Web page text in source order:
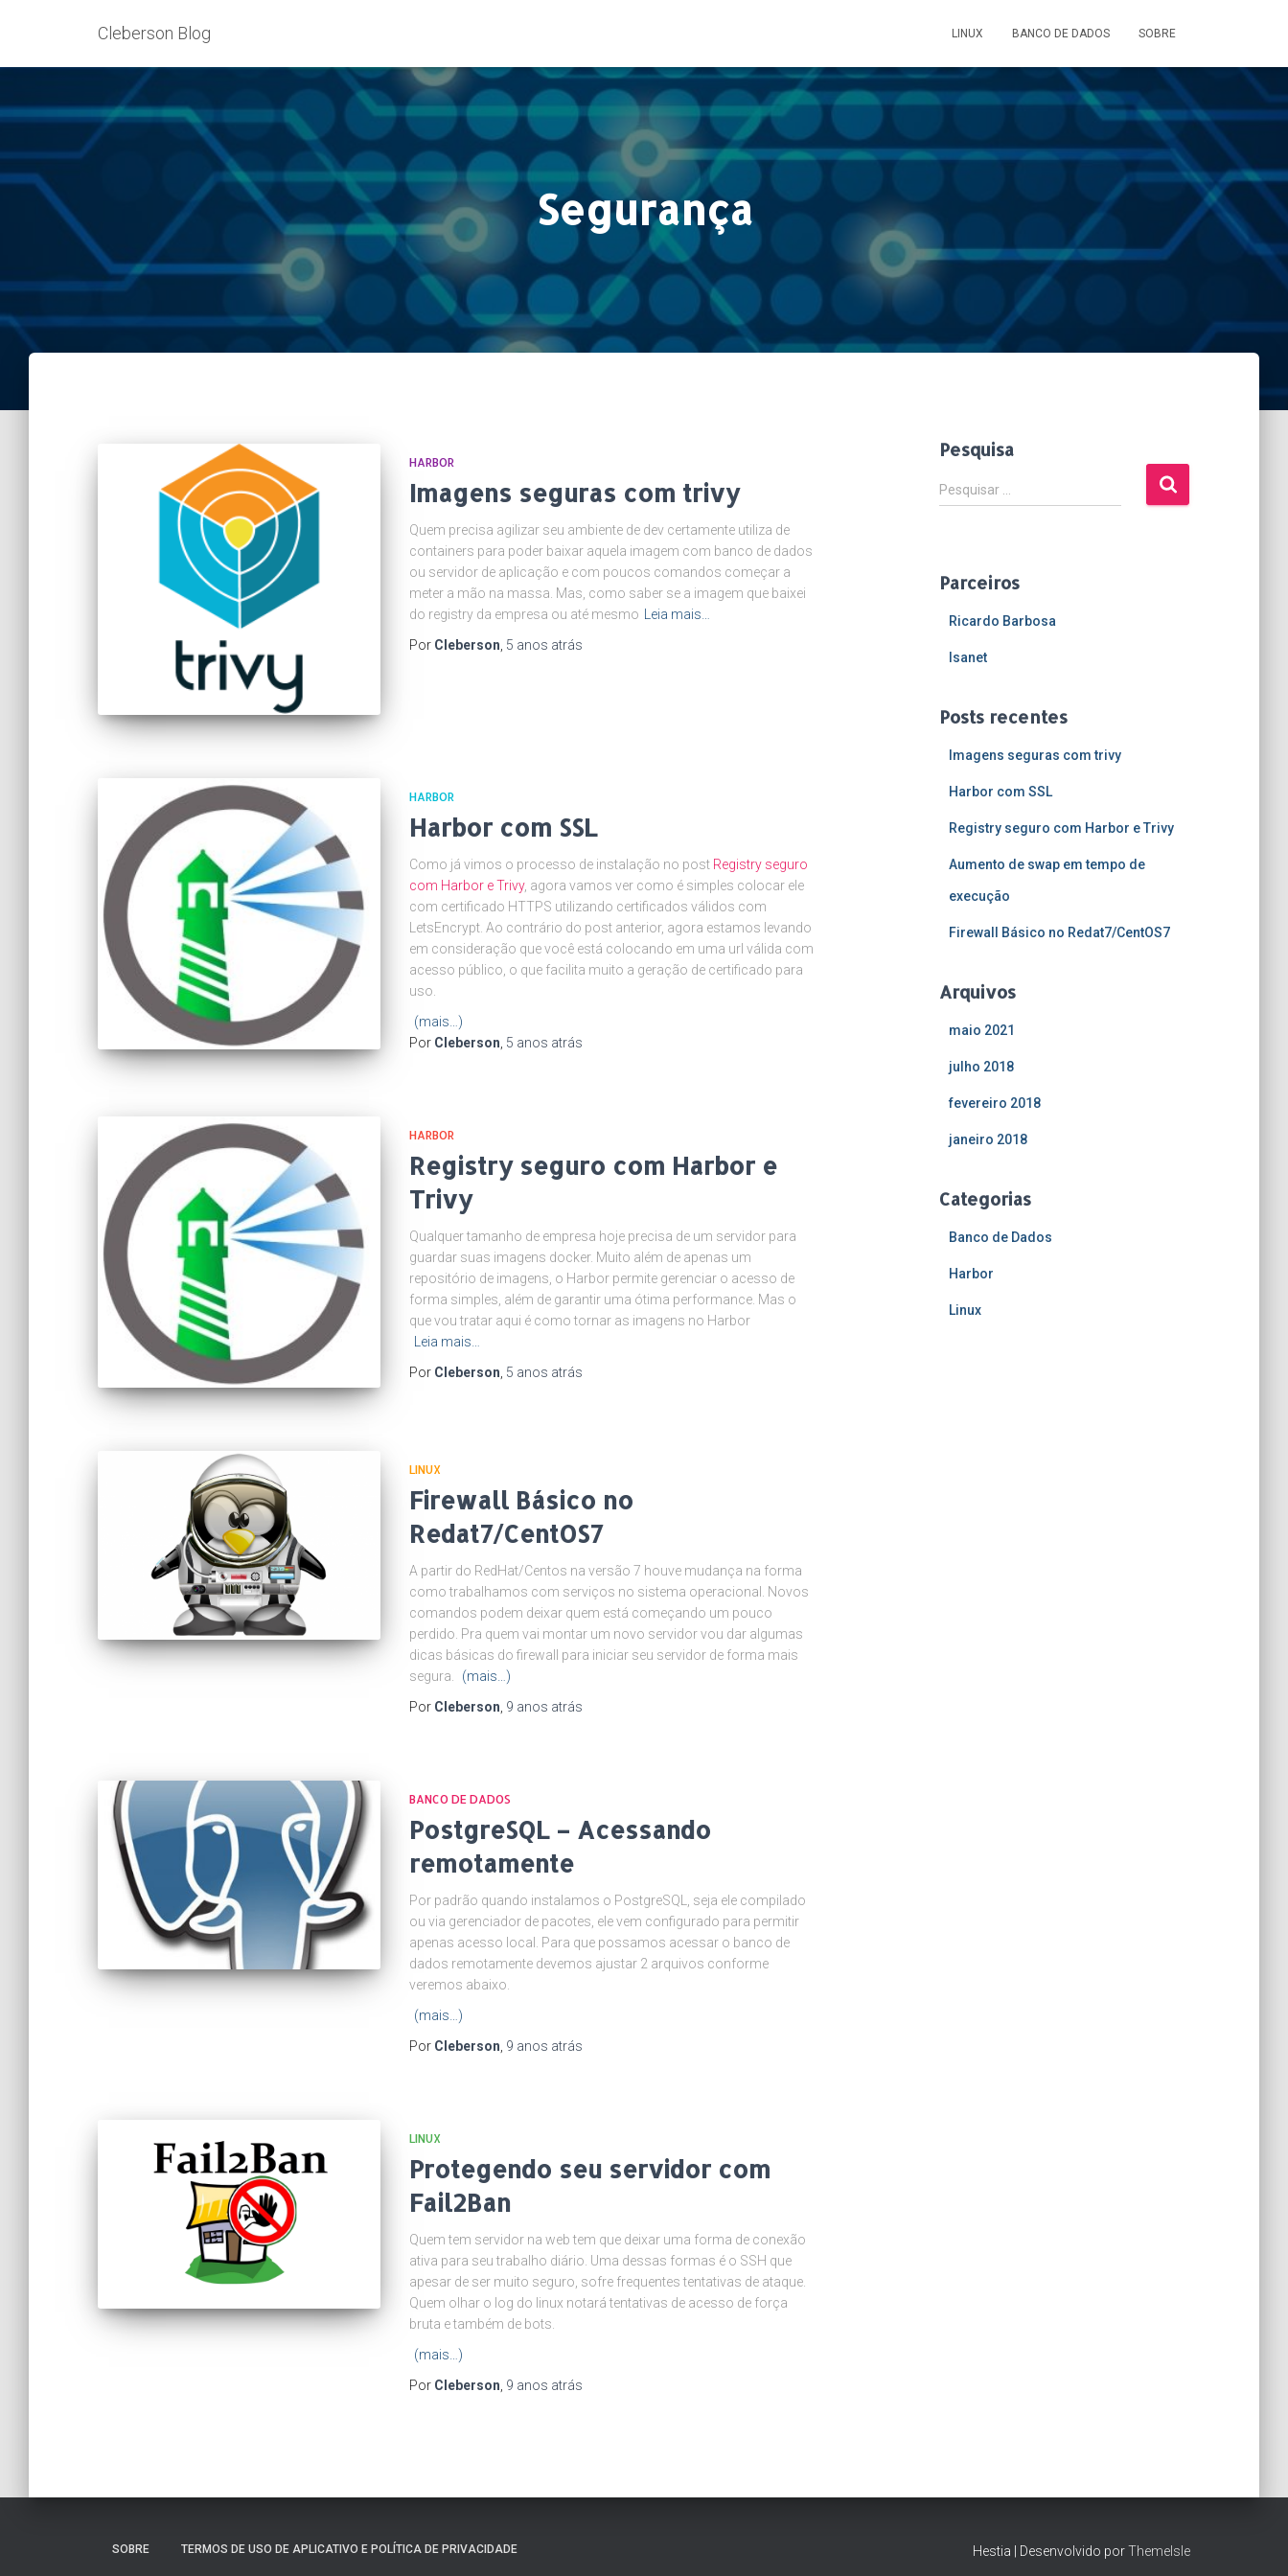
Cleberson Blog LINUX BANCO DE DADOS SOBRE
Segurança
HARBOR
Imagens seguras com trivy
Quem precisa agilizar seu ambiente de dev certamente utiliza de
containers para poder baixar aquela imagem com banco de dados
ou servidor de aplicação e com poucos comandos começar a
meter a mão na massa. Mas, como saber se a imagem que baixei
do registry da empresa ou até mesmo
Leia mais…
Por Cleberson 5 anos atrás
HARBOR
Harbor com SSL
Como já vimos o processo de instalação no post Registry seguro
com Harbor e Trivy, agora vamos ver como é simples colocar ele
com certificado HTTPS utilizando certificados válidos com
LetsEncrypt. Ao contrário do post anterior, agora estamos levando
em consideração que você está colocando em uma url válida com
acesso público, o que facilita muito a geração de certificado para
uso.
(mais…)
Por Cleberson 5 anos atrás
HARBOR
Registry seguro com Harbor e
Trivy
Qualquer tamanho de empresa hoje precisa de um servidor para
guardar suas imagens docker. Muito além de apenas um
repositório de imagens, o Harbor permite gerenciar o acesso de
forma simples, além de garantir uma ótima performance. Mas o
que vou tratar aqui é como tornar as imagens no Harbor
Leia mais…
Por Cleberson 5 anos atrás
LINUX
Firewall Básico no
Redat7/CentOS7
A partir do RedHat/Centos na versão 7 houve mudança na forma
como trabalhamos com serviços no sistema operacional. Novos
comandos podem deixar quem está começando um pouco
perdido. Pra quem vai montar um novo servidor vou dar algumas
dicas básicas do firewall para iniciar seu servidor de forma mais
segura.
(mais…)
Por Cleberson, 9 anos atrás
BANCO DE DADOS
PostgreSQL – Acessando
remotamente
Por padrão quando instalamos o PostgreSQL, seja ele compilado
ou via gerenciador de pacotes, ele vem configurado para permitir
apenas acesso local. Para que possamos acessar o banco de
dados remotamente devemos ajustar 2 arquivos conforme
veremos abaixo.
(mais…)
Por Cleberson, 9 anos atrás
LINUX
Protegendo seu servidor com
Fail2Ban
Quem tem servidor na web tem que deixar uma forma de conexão
ativa para seu trabalho diário. Uma dessas formas é o SSH que
apesar de ser muito seguro, sofre frequentes tentativas de ataque.
Quem olhar o log do linux notará tentativas de acesso de força
bruta e também de bots.
(mais…)
Por Cleberson, 9 anos atrás
Pesquisa
P
e
i
r
Pesquisar …
Parceiros
Ricardo Barbosa
Isanet
Posts recentes
Imagens seguras com trivy
Harbor com SSL
Registry seguro com Harbor e Trivy
Aumento de swap em tempo de
execução
Firewall Básico no Redat7/CentOS7
Arquivos
maio 2021
julho 2018
fevereiro 2018
janeiro 2018
Categorias
Banco de Dados
Harbor
Linux
SOBRE TERMOS DE USO DE APLICATIVO E POLÍTICA DE PRIVACIDADE Hestia | Desenvolvido porThemeIsle